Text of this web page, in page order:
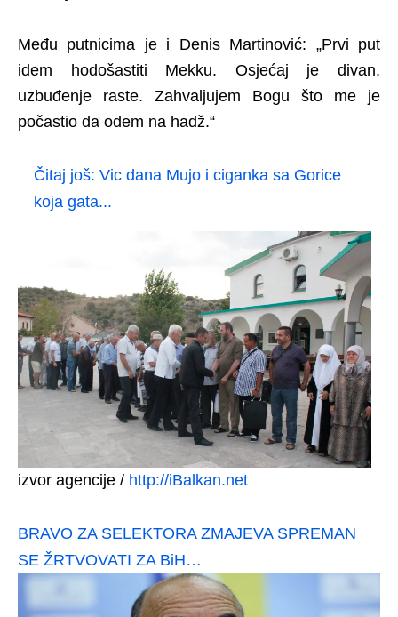
Među putnicima je i Denis Martinović: „Prvi put
idem hodošastiti Mekku. Osjećaj je divan,
uzbuđenje raste. Zahvaljujem Bogu što me je
počastio da odem na hadž.“
Čitaj još: Vic dana Mujo i ciganka sa Gorice
koja gata...
izvor agencije / http://iBalkan.net
BRAVO ZA SELEKTORA ZMAJEVA SPREMAN
SE ŽRTVOVATI ZA BiH…